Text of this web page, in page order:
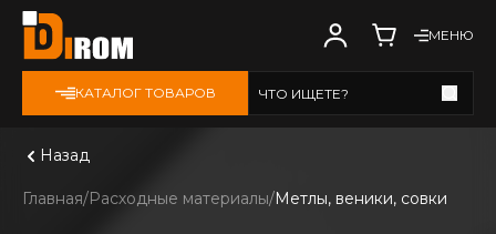
МЕНЮ
КАТАЛОГ ТОВАРОВ ЧТО ИЩЕТЕ?
Назад
Главная Расходные материалы Метлы, веники, совки